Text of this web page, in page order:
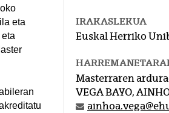
eta
IRAKASLEKUA
Euskal Herriko
Masterraren
VEGA BAYO,